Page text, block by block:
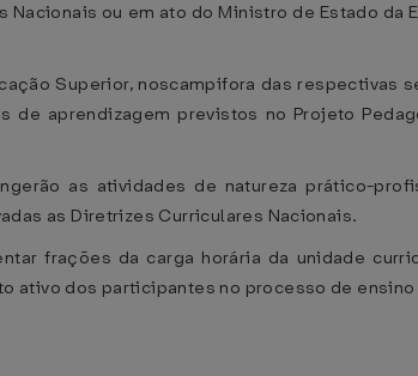
ou em ato do Ministro de Estado da
Superior, noscampifora das respectivas
aprendizagem previstos no Projeto
as atividades de natureza prático-
as Diretrizes Curriculares Nacionais.
frações da carga horária da unidade
ativo dos participantes no processo de